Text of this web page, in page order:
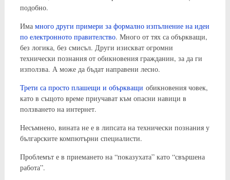
подобно.
Има много други примери за формално изпълнение на идеи
по електронното правителство. Много от тях са объркващи,
без логика, без смисъл. Други изискват огромни
технически познания от обикновения гражданин, за да ги
използва. А може да бъдат направени лесно.
Трети са просто плашещи и объркващи обикновения човек,
като в същото време приучават към опасни навици в
ползването на интернет.
Несъмнено, вината не е в липсата на технически познания у
българските компютърни специалисти.
Проблемът е в приемането на “показухата” като “свършена
работа”.